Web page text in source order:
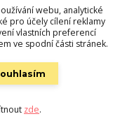
rychle.cz
webu, analytické
pro účely cílení reklamy
vlastních preferencí
ve spodní části stránek.
zde.